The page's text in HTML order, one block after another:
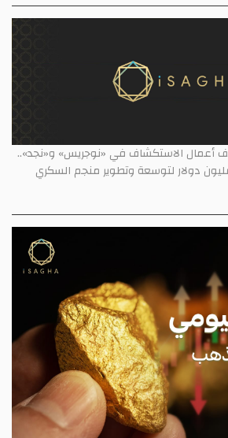
أعمال الاستكشاف في «نوجريس» و«نجد»..